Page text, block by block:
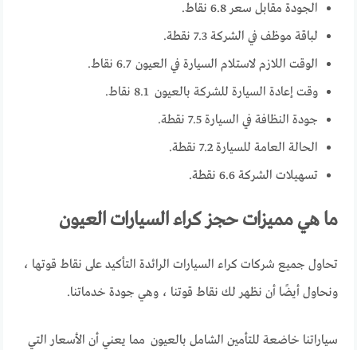
الجودة مقابل سعر 6.8 نقاط.
لباقة موظف في الشركة 7.3 نقطة.
الوقت اللازم لاستلام السيارة في العيون 6.7 نقاط.
وقت إعادة السيارة للشركة بالعيون 8.1 نقاط.
جودة النظافة في السيارة 7.5 نقطة.
الحالة العامة للسيارة 7.2 نقطة.
تسهيلات الشركة 6.6 نقطة.
ما هي مميزات حجز كراء السيارات العيون
تحاول جميع شركات كراء السيارات الرائدة التأكيد على نقاط قوتها ،
ونحاول أيضًا أن نظهر لك نقاط قوتنا ، وهي جودة خدماتنا.
سياراتنا خاضعة للتأمين الشامل بالعيون مما يعني أن الأسعار التي